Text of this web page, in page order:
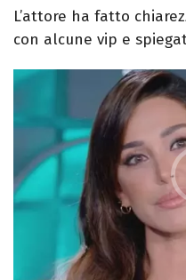
L’attore ha fatto
con alcune vip e